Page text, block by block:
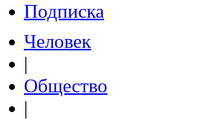
Подписка
Человек
|
Общество
|